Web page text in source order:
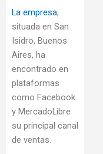
La empresa,
situada en San
Isidro, Buenos
Aires, ha
encontrado en
plataformas
como Facebook
y MercadoLibre
su principal canal
de ventas.